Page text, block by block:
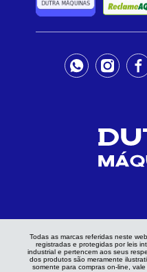
Todas as marcas referidas neste
registradas e protegidas por leis
industrial e pertencem aos seus
dos produtos são meramente
somente para compras on-line,